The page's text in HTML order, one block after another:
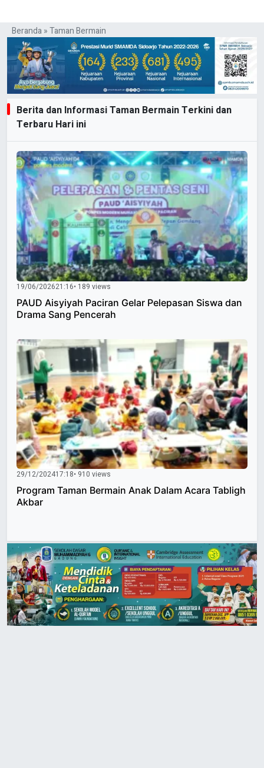
Beranda»Taman Bermain
Berita dan Informasi Taman Bermain Terkini dan
Terbaru Hari ini
19/06/202621:16• 189 views
PAUD Aisyiyah Paciran Gelar Pelepasan Siswa dan
Drama Sang Pencerah
29/12/202417:18• 910 views
Program Taman Bermain Anak Dalam Acara Tabligh
Akbar